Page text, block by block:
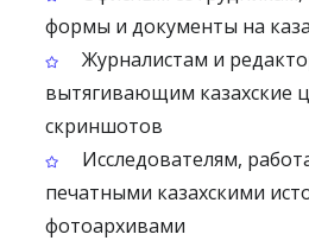
формы и документы на
Журналистам и
вытягивающим казахские
скриншотов
Исследователям,
печатными казахскими
фотоархивами